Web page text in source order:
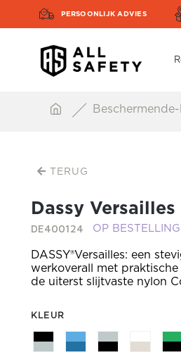
PERSOONLIJK ADVIES
TERUG
Dassy
DE400124 OP
DASSY®Versailles: een
werkoverall met
de uiterst slijtvaste nylon
KLEUR